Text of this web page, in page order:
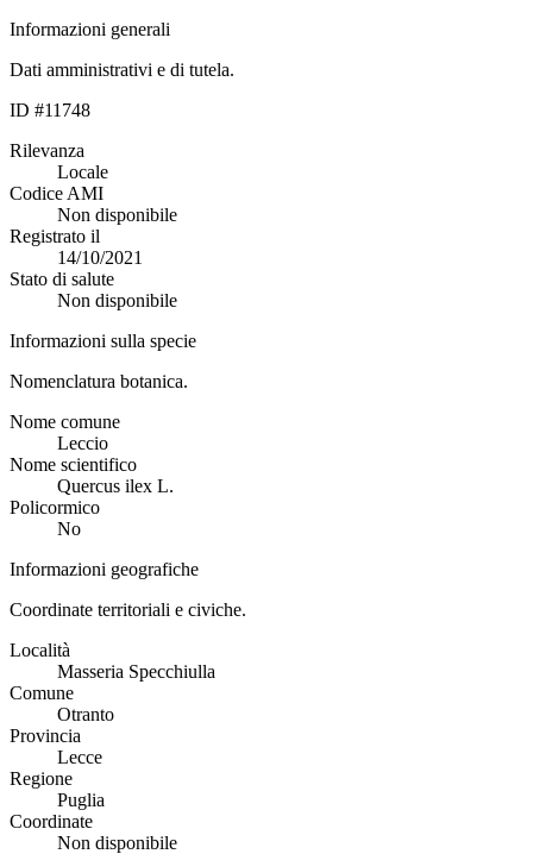
Informazioni generali
Dati amministrativi e di tutela.
ID #11748
Rilevanza
Locale
Codice AMI
Non disponibile
Registrato il
14/10/2021
Stato di salute
Non disponibile
Informazioni sulla specie
Nomenclatura botanica.
Nome comune
Leccio
Nome scientifico
Quercus ilex L.
Policormico
No
Informazioni geografiche
Coordinate territoriali e civiche.
Località
Masseria Specchiulla
Comune
Otranto
Provincia
Lecce
Regione
Puglia
Coordinate
Non disponibile